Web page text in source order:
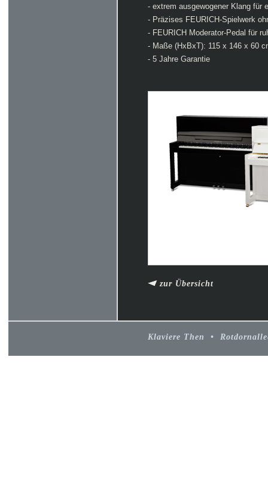
- extrem ausgewogener Klang für
- Präzises FEURICH-Spielwerk
- FEURICH Moderator-Pedal für
- Maße (HxBxT): 115 x 146 x 60
- 5 Jahre Garantie
zur Übersicht
Klaviere Then •